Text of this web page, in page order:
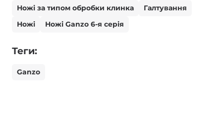
Ножі за типом обробки клинка
Галтування
Ножі
Ножі Ganzo 6-я серія
Теги:
Ganzo